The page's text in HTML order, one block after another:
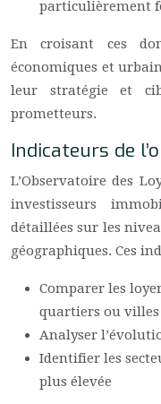
particulièrement
En croisant ces
économiques et
leur stratégie et
prometteurs.
Indicateurs de
L’Observatoire des
investisseurs
détaillées sur les
géographiques. Ces
Comparer les
quartiers ou villes
Analyser
Identifier les
plus élevée